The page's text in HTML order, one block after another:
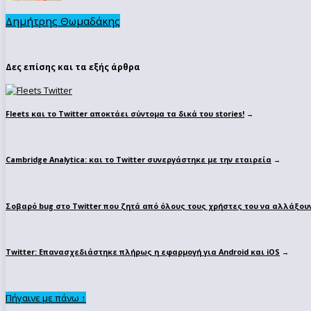
Δημήτρης Θωμαδάκης
Δες επίσης και τα εξής άρθρα
Fleets και το Twitter αποκτάει σύντομα τα δικά του stories! →
Cambridge Analytica: και το Twitter συνεργάστηκε με την εταιρεία →
Σοβαρό bug στο Twitter που ζητά από όλους τους χρήστες του να
Twitter: Επανασχεδιάστηκε πλήρως η εφαρμογή για Android και iOS →
Πήγαινε με πάνω ↑